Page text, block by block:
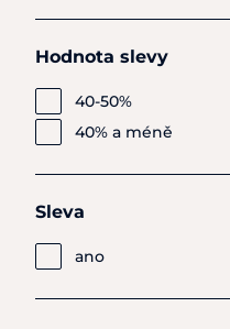
Hodnota slevy
40-50%
40% a méně
Sleva
ano